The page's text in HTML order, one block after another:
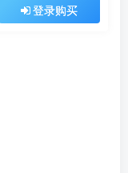
登录购买